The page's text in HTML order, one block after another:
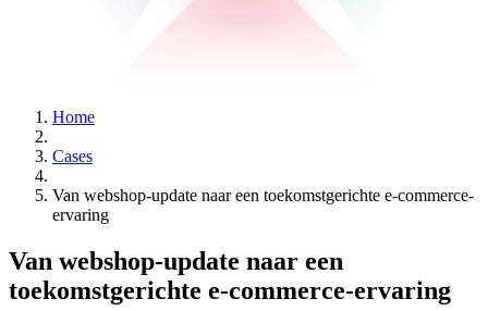
Home
Cases
Van webshop-update naar een toekomstgerichte e-commerce-
ervaring
Van webshop-update naar een
toekomstgerichte e-commerce-ervaring